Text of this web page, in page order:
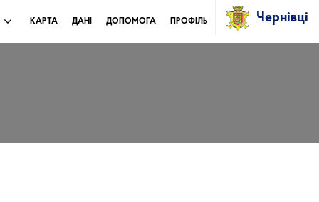
КАРТА ДАНІ ДОПОМОГА ПРОФІЛЬ Чернівці